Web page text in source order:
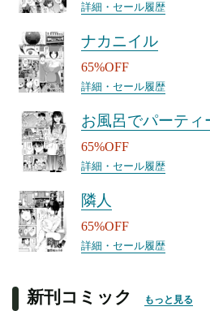
詳細・セール履歴
ナカニイル
65%OFF
詳細・セール履歴
お風呂でパーティ
65%OFF
詳細・セール履歴
隣人
65%OFF
詳細・セール履歴
新刊コミック もっと見る